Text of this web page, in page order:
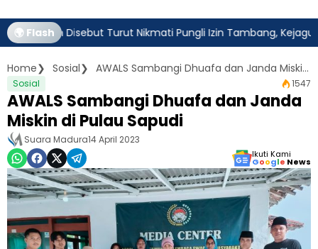
🌍 Flash
Disebut Turut Nikmati Pungli Izin Tambang, Kejagung Harus
Home Sosial AWALS Sambangi Dhuafa dan Janda Miskin di Pulau Sapudi
Sosial 1547
AWALS Sambangi Dhuafa dan Janda
Miskin di Pulau Sapudi
Suara Madura14 April 2023
Ikuti Kami
Google News